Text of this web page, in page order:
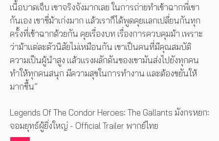
เนื้อบาดเจ็บ เขาจริงจังมากเลย ในการถ่ายทำเข้าฉากพี่เขา
กันเอง เขาขี่ม้าเก่งมาก แล้วเราก็ได้พูดคุยแลกเปลี่ยนกันทุก
ครั้งที่เข้าฉากด้วยกัน คุยเรื่องบท เรื่องการควบคุมม้า เพราะ
ว่าม้าแต่ละตัวนิสัยไม่เหมือนกัน เขาเป็นคนที่มีคุณสมบัติ
ความเป็นผู้นำสูง แล้วแรงผลักดันของเขามันส่งไปยังทุกคน
ทำให้ทุกคนสนุก มีความสุขในการทำงาน และต้องขยันให้
มากขึ้น”
Legends Of The Condor Heroes: The Gallants มังกรหยก:
จอมยุทธ์ผู้ยิ่งใหญ่ - Official Trailer พากย์ไทย